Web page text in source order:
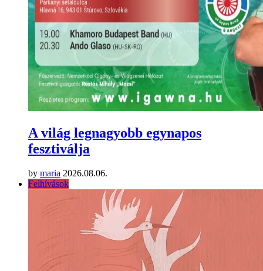
A világ legnagyobb egynapos
fesztiválja
by maria 2026.08.06.
Felhívások